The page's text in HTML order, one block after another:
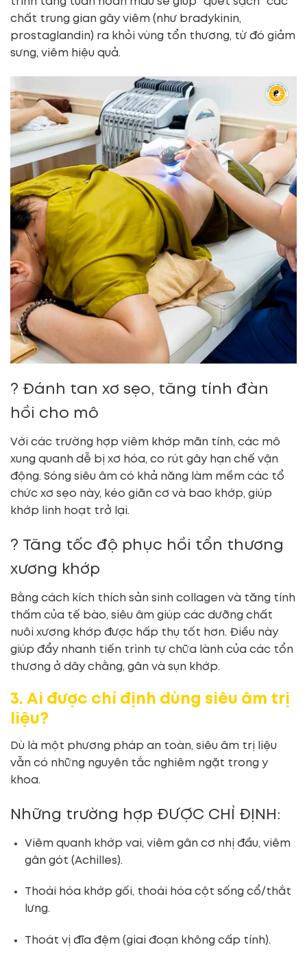
chất trung gian gây viêm (như bradykinin,
prostaglandin) ra khỏi vùng tổn thương, từ đó giảm
sưng, viêm hiệu quả.
? Đánh tan xơ sẹo, tăng tính đàn
hồi cho mô
Với các trường hợp viêm khớp mãn tính, các mô
xung quanh dễ bị xơ hóa, co rút gây hạn chế vận
động. Sóng siêu âm có khả năng làm mềm các tổ
chức xơ sẹo này, kéo giãn cơ và bao khớp, giúp
khớp linh hoạt trở lại.
? Tăng tốc độ phục hồi tổn thương
xương khớp
Bằng cách kích thích sản sinh collagen và tăng tính
thấm của tế bào, siêu âm giúp các dưỡng chất
nuôi xương khớp được hấp thụ tốt hơn. Điều này
giúp đẩy nhanh tiến trình tự chữa lành của các tổn
thương ở dây chằng, gân và sụn khớp.
3. Ai được chỉ định dùng siêu âm trị
liệu?
Dù là một phương pháp an toàn, siêu âm trị liệu
vẫn có những nguyên tắc nghiêm ngặt trong y
khoa.
Những trường hợp ĐƯỢC CHỈ ĐỊNH:
Viêm quanh khớp vai, viêm gân cơ nhị đầu, viêm
gân gót (Achilles).
Thoái hóa khớp gối, thoái hóa cột sống cổ/thắt
lưng.
Thoát vị đĩa đệm (giai đoạn không cấp tính).